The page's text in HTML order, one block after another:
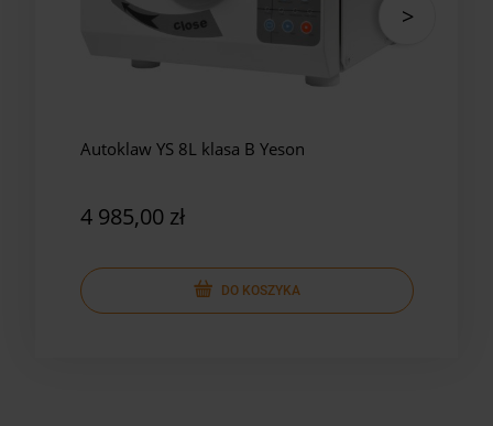
Autoklaw YS 8L klasa B Yeson
4 985,00 zł
DO KOSZYKA